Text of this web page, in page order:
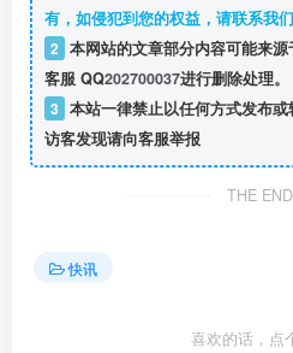
有，如侵犯到您的权益，请联系我们
2 本网站的文章部分内容可能来
客服 QQ202700037进行删除处理。
3 本站一律禁止以任何方式发布
访客发现请向客服举报
THE END
快讯
喜欢的话，点